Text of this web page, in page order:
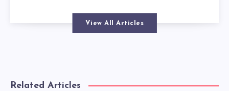
View All Articles
Related Articles